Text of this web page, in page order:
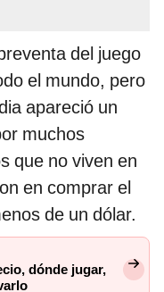
del juego
el mundo, pero
apareció un
muchos
que no viven en
en comprar el
de un dólar.
dónde jugar,